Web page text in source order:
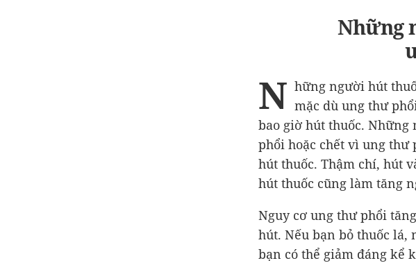
Những
N hững người hút
mặc dù ung thư
bao giờ hút thuốc. Những
phổi hoặc chết vì ung thư
hút thuốc. Thậm chí, hút
hút thuốc cũng làm tăng
Nguy cơ ung thư phổi
hút. Nếu bạn bỏ thuốc lá,
bạn có thể giảm đáng kể